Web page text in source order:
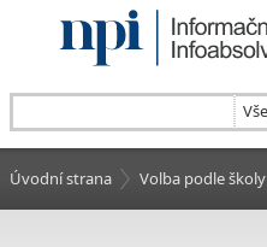
Úvodní strana Volba podle školy